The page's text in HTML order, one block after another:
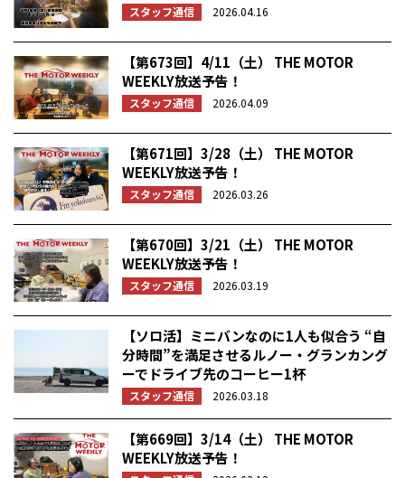
スタッフ通信 2026.04.16
【第673回】4/11（土） THE MOTOR
WEEKLY放送予告！
スタッフ通信 2026.04.09
【第671回】3/28（土） THE MOTOR
WEEKLY放送予告！
スタッフ通信 2026.03.26
【第670回】3/21（土） THE MOTOR
WEEKLY放送予告！
スタッフ通信 2026.03.19
【ソロ活】ミニバンなのに1人も似合う “自
分時間”を満足させるルノー・グランカング
ーでドライブ先のコーヒー1杯
スタッフ通信 2026.03.18
【第669回】3/14（土） THE MOTOR
WEEKLY放送予告！